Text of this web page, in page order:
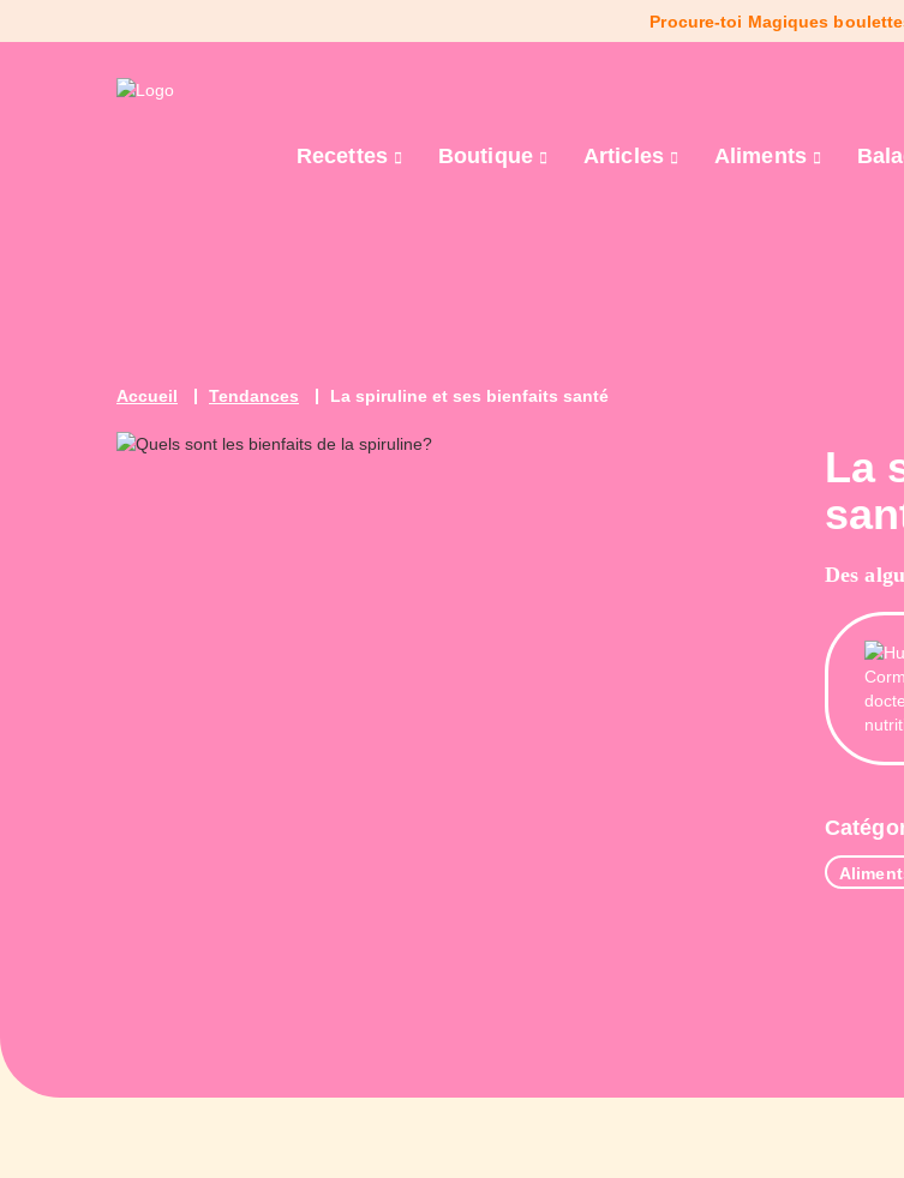
Procure-toi Magiques
Recettes Boutique Articles Aliments
Accueil Tendances La spiruline et ses bienfaits santé
La
Des